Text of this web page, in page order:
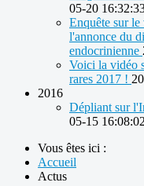
05-20
Enquête sur le
l'annonce du
endocrinienne
Voici la vidéo
rares 2017 !
2016
Dépliant sur
05-15 16:08:02
Vous êtes ici :
Accueil
Actus